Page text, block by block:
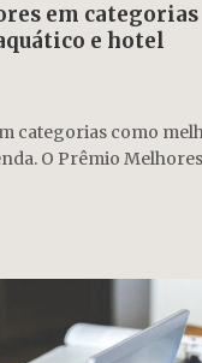
em categorias
e hotel
categorias como
O Prêmio Melhores